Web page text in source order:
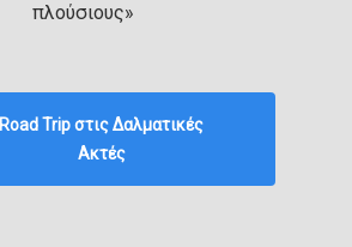
πλούσιους»
Road Trip στις Δαλματικές
Ακτές